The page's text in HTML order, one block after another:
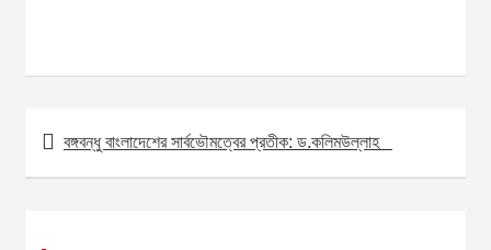
P
o
বঙ্গবন্ধু বাংলাদেশের সার্বভৌমত্বের প্রতীক: ড.কলিমউল্লাহ